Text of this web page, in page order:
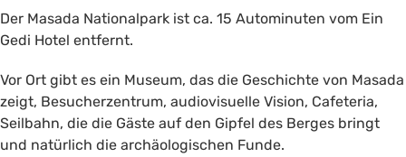
Der Masada Nationalpark ist ca. 15 Autominuten vom Ein
Gedi Hotel entfernt.
Vor Ort gibt es ein Museum, das die Geschichte von Masada
zeigt, Besucherzentrum, audiovisuelle Vision, Cafeteria,
Seilbahn, die die Gäste auf den Gipfel des Berges bringt
und natürlich die archäologischen Funde.